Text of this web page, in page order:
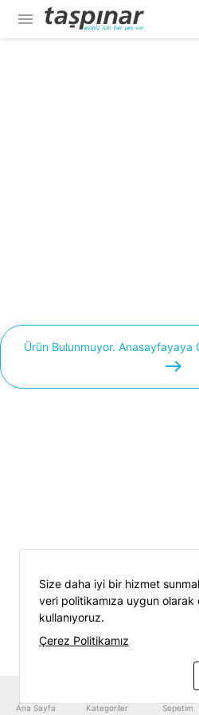
menu
Ürün Bulunmuyor. Anasayfayaya
easts
Ana Sayfa Kategoriler Sepetim
Size daha iyi bir hizmet
veri politikamıza uygun olarak
kullanıyoruz.
Çerez Politikamız